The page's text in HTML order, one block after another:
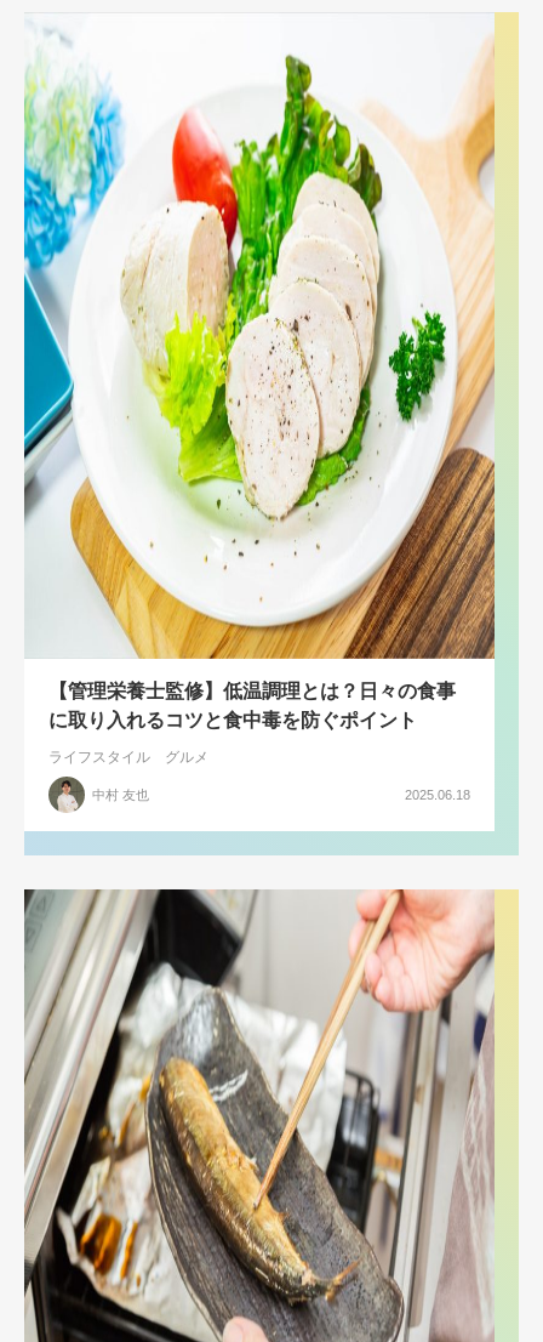
【管理栄養士監修】低温調理とは？日々の食事
に取り入れるコツと食中毒を防ぐポイント
ライフスタイル グルメ
中村 友也 2025.06.18